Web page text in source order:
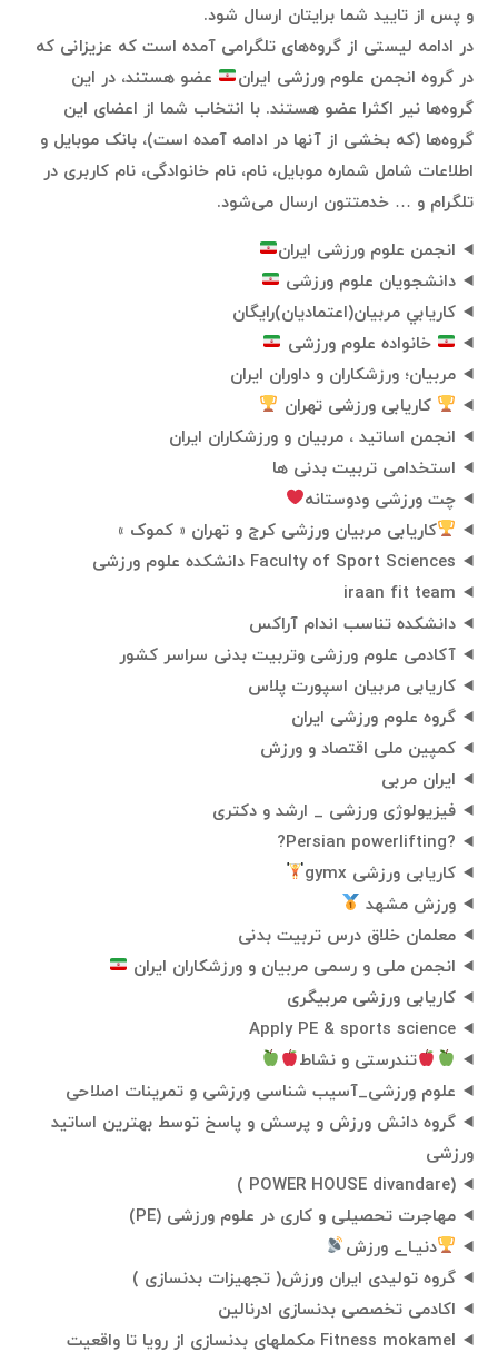
و پس از تایید شما برایتان ارسال شود.
در ادامه لیستی از گروه‌های تلگرامی آمده است که عزیزانی که
در گروه انجمن علوم ورزشی ایران
عضو هستند، در این
گروه‌ها نیر اکثرا عضو هستند. با انتخاب شما از اعضای این
گروه‌ها (که بخشی از آنها در ادامه آمده است)، بانک موبایل و
اطلاعات شامل شماره موبایل، نام، نام خانوادگی، نام کاربری در
تلگرام و … خدمتتون ارسال می‌شود.
انجمن علوم ورزشی ایران
دانشجویان علوم ورزشی
كاريابي مربيان(اعتماديان)رايگان
خانواده علوم ورزشی
مربیان؛ ورزشکاران و داوران ایران
کاریابی ورزشی تهران
انجمن اساتید ، مربیان و ورزشکاران ایران
استخدامی تربیت بدنی ها
چت ورزشی ودوستانه
کاریابی مربیان ورزشی کرج و تهران « کموک »
Faculty of Sport Sciences دانشکده علوم ورزشی
iraan fit team
دانشکده تناسب اندام آراکس
آکادمی علوم ورزشی وتربیت بدنی سراسر کشور
کاریابی مربیان اسپورت پلاس
گروه علوم ورزشی ایران
کمپین ملی اقتصاد و ورزش
ایران مربی
فیزیولوژی ورزشی _ ارشد و دکتری
?Persian powerlifting?
کاریابی ورزشی gymx
ورزش مشهد
معلمان خلاق درس تربیت بدنی
انجمن ملی و رسمی مربیان و ورزشکاران ایران
کاریابی ورزشی مربیگری
Apply PE & sports science
تندرستی و نشاط
علوم ورزشی_آسیب شناسی ورزشی و تمرینات اصلاحی
گروه دانش ورزش و پرسش و پاسخ توسط بهترین اساتید
ورزشی
(POWER HOUSE divandare )
مهاجرت تحصیلی و کاری در علوم ورزشی (PE)
دنیـاے ورزش
گروه تولیدی ایران ورزش( تجهیزات بدنسازی )
اکادمی تخصصی بدنسازی ادرنالین
Fitness mokamel مکملهای بدنسازی از رویا تا واقعیت